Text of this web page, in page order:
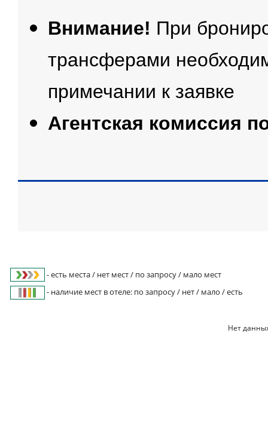
Внимание! При
трансферами
примечании к заявке
Агентская комиссия
- есть места / нет мест / по запросу / мало мест
- наличие мест в отеле: по запросу / нет / мало / есть
Нет